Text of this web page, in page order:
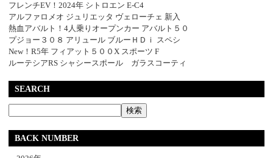
フレンチEV！2024年 シトロエン E-C4
アルファロメオ ジュリエッタ ヴェローチェ 新入
熱血アバルト！4人乗りオープンカー アバルト５０
プジョー３０８ アリュール ブルーＨＤｉ スペシ
New！R5年 フィアット５００X スポーツ F
ルーテシアRS シャシースポール ガラスコーティ
SEARCH
BACK NUMBER